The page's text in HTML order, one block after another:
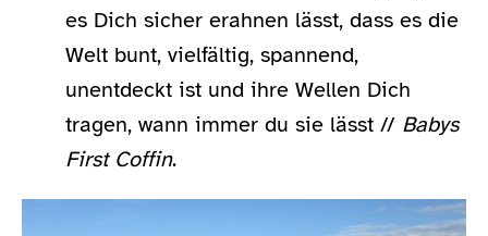
es Dich sicher erahnen lässt, dass es die
Welt bunt, vielfältig, spannend,
unentdeckt ist und ihre Wellen Dich
tragen, wann immer du sie lässt // Babys
First Coffin.